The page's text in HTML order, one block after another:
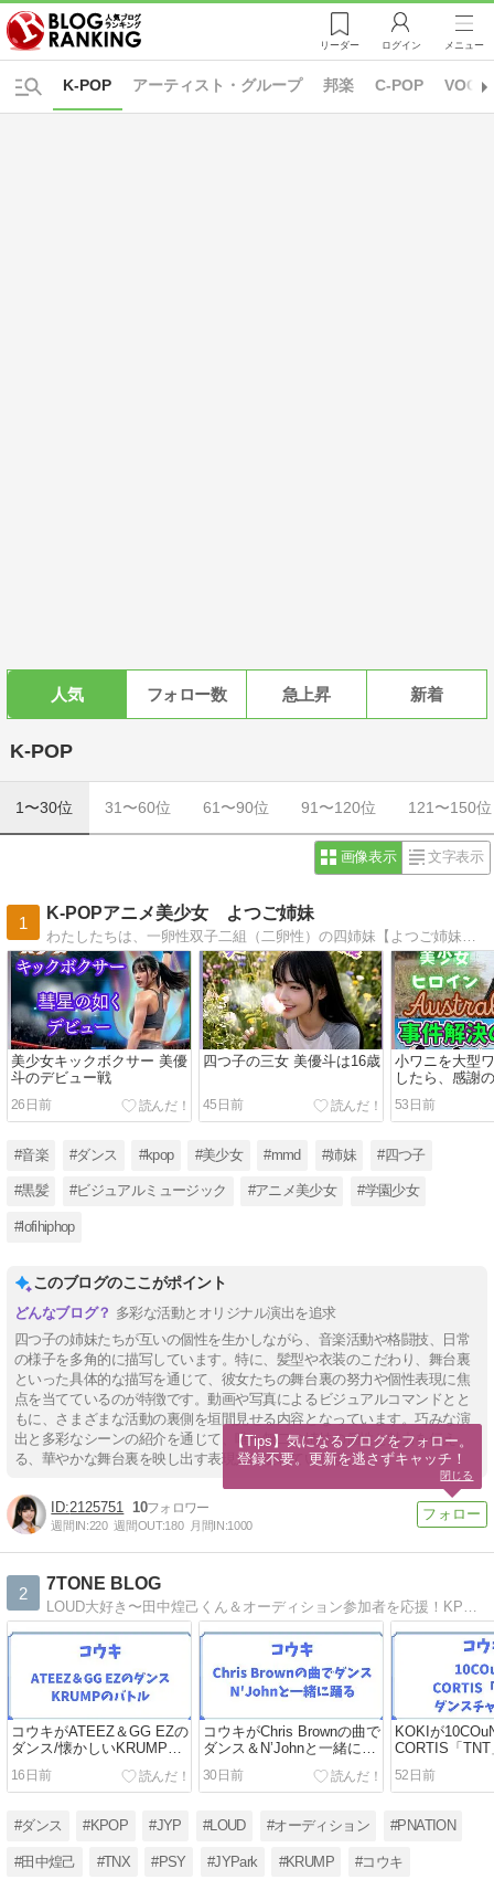
リーダー ログイン メニュー
アーティスト・グループ
K-POP 邦楽 C-POP
人気 フォロー数 急上昇 新着
K-POP
1〜30位 31〜60位 61〜90位 91〜120位 121〜150位
画像表示 文字表示
1
K-POPアニメ美少女 よつご姉妹
美少女キックボクサー 美優
斗のデビュー戦
26日前
四つ子の三女 美優斗は16歳
45日前
小ワニを大型
したら、感謝
みれに
53日前
#音楽 #ダンス #kpop #美少女 #mmd #姉妹 #四つ子
#黒髪 #ビジュアルミュージック #アニメ美少女 #学園少女
#lofihiphop
このブログのここがポイント
多彩な活動とオリジナル演出を追求
四つ子の姉妹たちが互いの個性を生かしながら、音楽活動や格闘技、日常
の様子を多角的に描写しています。特に、髪型や衣装のこだわり、舞台裏
といった具体的な描写を通じて、彼女たちの舞台裏の努力や個性表現に焦
点を当てているのが特徴です。動画や写真によるビジュアルコマンドとと
もに、さまざまな活動の裏側を垣間見せる内容となっています。巧みな演
出と多彩なシーンの紹介を通じて、唯一無二の姉妹の個性と魅力を伝え
る、華やかな舞台裏を映し出す表現力に優れています。
2125751 10
週間IN:220 週間OUT:180 月間IN:1000
2
7TONE BLOG
コウキがATEEZ＆GG EZの
ダンス/懐かしいKRUMPバ
16日前
コウキがChris Brownの曲で
ダンス＆N’Johnと一緒に踊
30日前
KOKIが
CORTIS「
チャレンジ
52日前
#ダンス #KPOP #JYP #LOUD #オーディション #PNATION
#田中煌己 #TNX #PSY #JYPark #KRUMP #コウキ
【Tips】気になるブログをフォロー。
登録不要。更新を逃さずキャッチ！
閉じる